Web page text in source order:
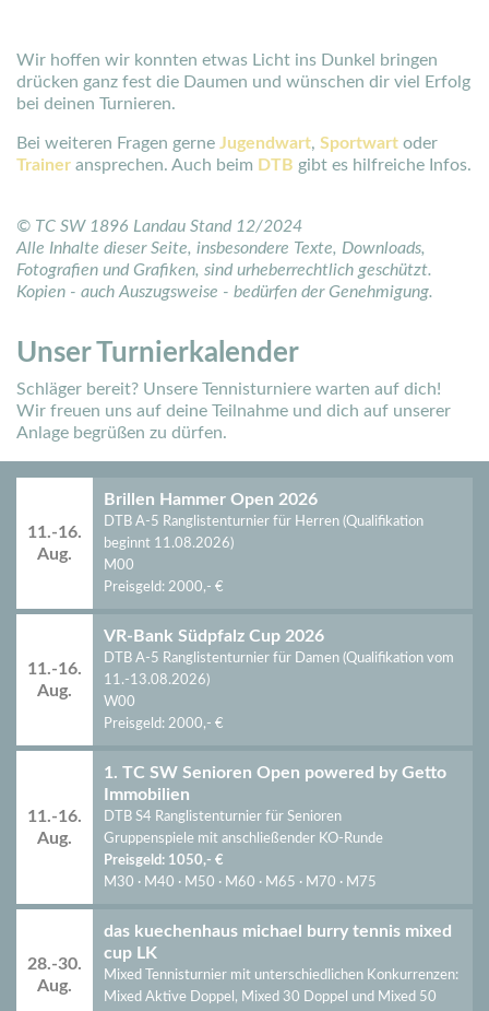
Wir hoffen wir konnten etwas Licht ins Dunkel bringen
drücken ganz fest die Daumen und wünschen dir viel Erfolg
bei deinen Turnieren.
Bei weiteren Fragen gerne Jugendwart, Sportwart oder
Trainer ansprechen. Auch beim DTB gibt es hilfreiche Infos.
© TC SW 1896 Landau Stand 12/2024
Alle Inhalte dieser Seite, insbesondere Texte, Downloads,
Fotografien und Grafiken, sind urheberrechtlich geschützt.
Kopien - auch Auszugsweise - bedürfen der Genehmigung.
Unser Turnierkalender
Schläger bereit? Unsere Tennisturniere warten auf dich!
Wir freuen uns auf deine Teilnahme und dich auf unserer
Anlage begrüßen zu dürfen.
11.-16.
Aug.
Brillen Hammer Open 2026
DTB A-5 Ranglistenturnier für Herren (Qualifikation
beginnt 11.08.2026)
M00
Preisgeld: 2000,- €
11.-16.
Aug.
VR-Bank Südpfalz Cup 2026
DTB A-5 Ranglistenturnier für Damen (Qualifikation vom
11.-13.08.2026)
W00
Preisgeld: 2000,- €
11.-16.
Aug.
1. TC SW Senioren Open powered by Getto
Immobilien
DTB S4 Ranglistenturnier für Senioren
Gruppenspiele mit anschließender KO-Runde
Preisgeld: 1050,- €
M30 · M40 · M50 · M60 · M65 · M70 · M75
28.-30.
Aug.
das kuechenhaus michael burry tennis mixed
cup LK
Mixed Tennisturnier mit unterschiedlichen Konkurrenzen:
Mixed Aktive Doppel, Mixed 30 Doppel und Mixed 50